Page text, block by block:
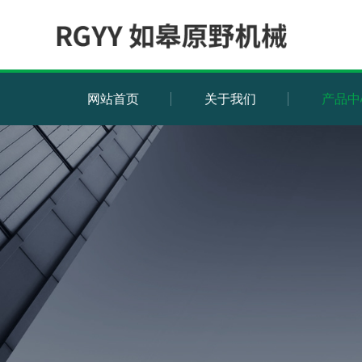
网站首页 关于我们 产品